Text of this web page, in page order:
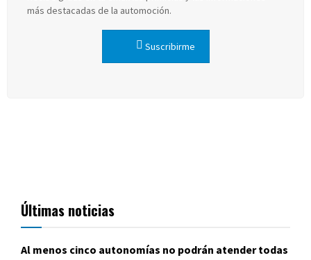
más destacadas de la automoción.
Suscribirme
Últimas noticias
Al menos cinco autonomías no podrán atender todas